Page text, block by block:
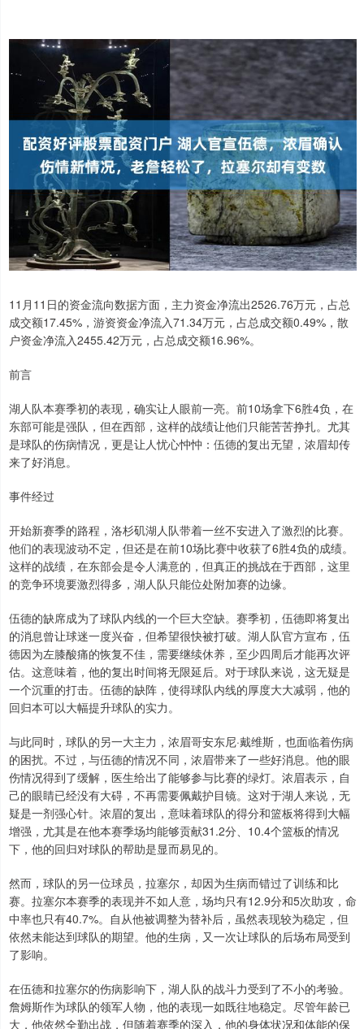
11月11日的资金流向数据方面，主力资金净流出2526.76万元，占总
成交额17.45%，游资资金净流入71.34万元，占总成交额0.49%，散
户资金净流入2455.42万元，占总成交额16.96%。
前言
湖人队本赛季初的表现，确实让人眼前一亮。前10场拿下6胜4负，在
东部可能是强队，但在西部，这样的战绩让他们只能苦苦挣扎。尤其
是球队的伤病情况，更是让人忧心忡忡：伍德的复出无望，浓眉却传
来了好消息。
事件经过
开始新赛季的路程，洛杉矶湖人队带着一丝不安进入了激烈的比赛。
他们的表现波动不定，但还是在前10场比赛中收获了6胜4负的成绩。
这样的战绩，在东部会是令人满意的，但真正的挑战在于西部，这里
的竞争环境要激烈得多，湖人队只能位处附加赛的边缘。
伍德的缺席成为了球队内线的一个巨大空缺。赛季初，伍德即将复出
的消息曾让球迷一度兴奋，但希望很快被打破。湖人队官方宣布，伍
德因为左膝酸痛的恢复不佳，需要继续休养，至少四周后才能再次评
估。这意味着，他的复出时间将无限延后。对于球队来说，这无疑是
一个沉重的打击。伍德的缺阵，使得球队内线的厚度大大减弱，他的
回归本可以大幅提升球队的实力。
与此同时，球队的另一大主力，浓眉哥安东尼·戴维斯，也面临着伤病
的困扰。不过，与伍德的情况不同，浓眉带来了一些好消息。他的眼
伤情况得到了缓解，医生给出了能够参与比赛的绿灯。浓眉表示，自
己的眼睛已经没有大碍，不再需要佩戴护目镜。这对于湖人来说，无
疑是一剂强心针。浓眉的复出，意味着球队的得分和篮板将得到大幅
增强，尤其是在他本赛季场均能够贡献31.2分、10.4个篮板的情况
下，他的回归对球队的帮助是显而易见的。
然而，球队的另一位球员，拉塞尔，却因为生病而错过了训练和比
赛。拉塞尔本赛季的表现并不如人意，场均只有12.9分和5次助攻，命
中率也只有40.7%。自从他被调整为替补后，虽然表现较为稳定，但
依然未能达到球队的期望。他的生病，又一次让球队的后场布局受到
了影响。
在伍德和拉塞尔的伤病影响下，湖人队的战斗力受到了不小的考验。
詹姆斯作为球队的领军人物，他的表现一如既往地稳定。尽管年龄已
大，他依然全勤出战，但随着赛季的深入，他的身体状况和体能的保